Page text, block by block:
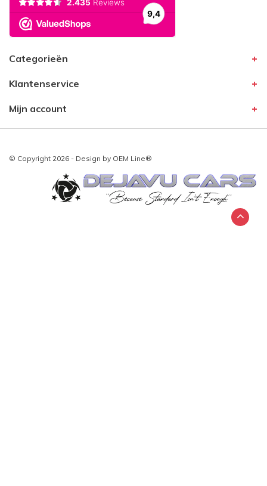
Categorieën
Klantenservice
Mijn account
© Copyright 2026 - Design by OEM Line®